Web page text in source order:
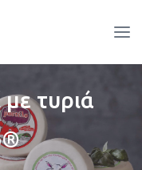
τυριά